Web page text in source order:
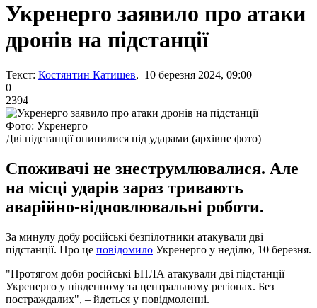
Укренерго заявило про атаки
дронів на підстанції
Текст: Костянтин Катишев, 10 березня 2024, 09:00
0
2394
Фото: Укренерго
Дві підстанції опинилися під ударами (архівне фото)
Споживачі не знеструмлювалися. Але
на місці ударів зараз тривають
аварійно-відновлювальні роботи.
За минулу добу російські безпілотники атакували дві
підстанції. Про це повідомило Укренерго у неділю, 10 березня.
"Протягом доби російські БПЛА атакували дві підстанції
Укренерго у південному та центральному регіонах. Без
постраждалих", – йдеться у повідмоленні.